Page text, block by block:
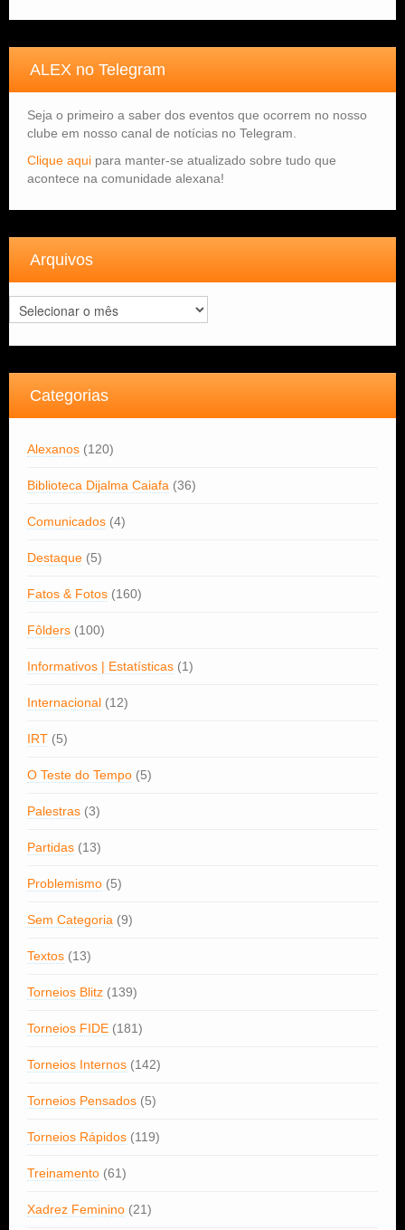
ALEX no Telegram
Seja o primeiro a saber dos eventos que ocorrem no nosso
clube em nosso canal de notícias no Telegram.
Clique aqui para manter-se atualizado sobre tudo que
acontece na comunidade alexana!
Arquivos
Arquivos
Categorias
Alexanos (120)
Biblioteca Dijalma Caiafa (36)
Comunicados (4)
Destaque (5)
Fatos & Fotos (160)
Fôlders (100)
Informativos | Estatísticas (1)
Internacional (12)
IRT (5)
O Teste do Tempo (5)
Palestras (3)
Partidas (13)
Problemismo (5)
Sem Categoria (9)
Textos (13)
Torneios Blitz (139)
Torneios FIDE (181)
Torneios Internos (142)
Torneios Pensados (5)
Torneios Rápidos (119)
Treinamento (61)
Xadrez Feminino (21)